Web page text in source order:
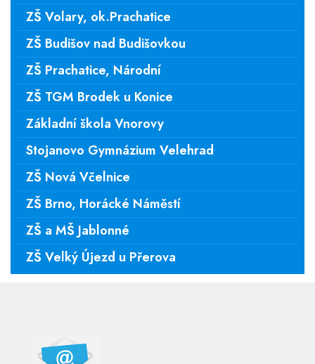
ZŠ Volary, ok.Prachatice
ZŠ Budišov nad Budišovkou
ZŠ Prachatice, Národní
ZŠ TGM Brodek u Konice
Základní škola Vnorovy
Stojanovo Gymnázium Velehrad
ZŠ Nová Včelnice
ZŠ Brno, Horácké Náměstí
ZŠ a MŠ Jablonné
ZŠ Velký Újezd u Přerova